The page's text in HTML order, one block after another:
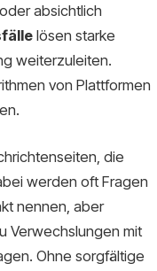
absichtlich
lösen starke
weiterzuleiten.
von Plattformen
die
werden oft Fragen
nennen, aber
Verwechslungen mit
Ohne sorgfältige